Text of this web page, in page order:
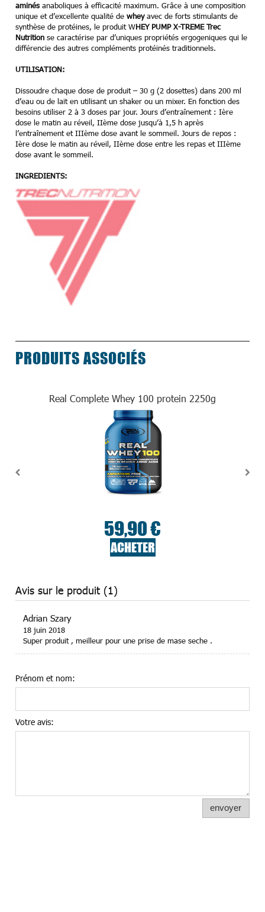
aminés anaboliques à efficacité maximum. Grâce à une composition
unique et d’excellente qualité de wheyavec de forts stimulants de
synthèse de protéines, le produit WHEY PUMP X-TREME Trec
Nutrition se caractérise par d’uniques propriétés ergogeniques qui le
différencie des autres compléments protéinés traditionnels.
UTILISATION:
Dissoudre chaque dose de produit – 30 g (2 dosettes) dans 200 ml
d’eau ou de lait en utilisant un shaker ou un mixer. En fonction des
besoins utiliser 2 à 3 doses par jour. Jours d’entraînement : Ière
dose le matin au réveil, IIème dose jusqu’à 1,5 h après
l’entraînement et IIIème dose avant le sommeil. Jours de repos :
Ière dose le matin au réveil, IIème dose entre les repas et IIIème
dose avant le sommeil.
INGREDIENTS:
PRODUITS ASSOCIÉS
Real Complete Whey 100 protein 2250g
59,90 €
ACHETER
Avis sur le produit (1)
Adrian Szary
18 juin 2018
Super produit , meilleur pour une prise de mase seche .
Prénom et nom:
Votre avis:
envoyer